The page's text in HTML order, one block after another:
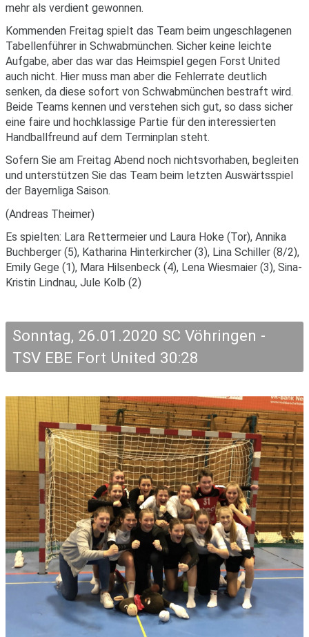
mehr als verdient gewonnen.
Kommenden Freitag spielt das Team beim ungeschlagenen
Tabellenführer in Schwabmünchen. Sicher keine leichte
Aufgabe, aber das war das Heimspiel gegen Forst United
auch nicht. Hier muss man aber die Fehlerrate deutlich
senken, da diese sofort von Schwabmünchen bestraft wird.
Beide Teams kennen und verstehen sich gut, so dass sicher
eine faire und hochklassige Partie für den interessierten
Handballfreund auf dem Terminplan steht.
Sofern Sie am Freitag Abend noch nichtsvorhaben, begleiten
und unterstützen Sie das Team beim letzten Auswärtsspiel
der Bayernliga Saison.
(Andreas Theimer)
Es spielten: Lara Rettermeier und Laura Hoke (Tor), Annika
Buchberger (5), Katharina Hinterkircher (3), Lina Schiller (8/2),
Emily Gege (1), Mara Hilsenbeck (4), Lena Wiesmaier (3), Sina-
Kristin Lindnau, Jule Kolb (2)
Sonntag, 26.01.2020 SC Vöhringen -
TSV EBE Fort United 30:28